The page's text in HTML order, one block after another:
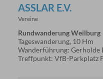
ASSLAR E.V.
Vereine
Rundwanderung Weilburg
Tageswanderung, 10 Hm
Wanderführung: Gerholde
Treffpunkt: VfB-Parkplatz